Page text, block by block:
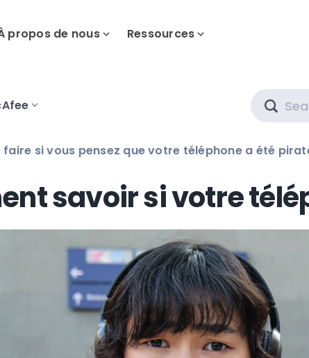
propos de nous Ressources
faire si vous pensez que votre téléphone a été
savoir si votre